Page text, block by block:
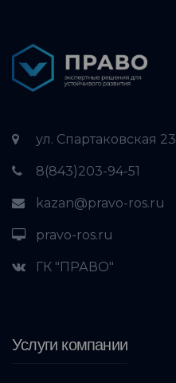
ул. Спартаковская 23
8(843)203-94-51
kazan@pravo-ros.ru
pravo-ros.ru
ГК "ПРАВО"
Услуги компании